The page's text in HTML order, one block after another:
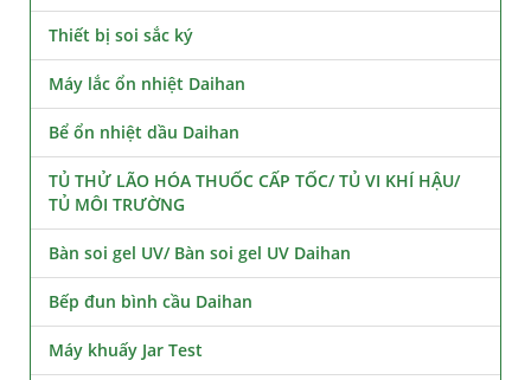
Thiết bị soi sắc ký
Máy lắc ổn nhiệt Daihan
Bể ổn nhiệt dầu Daihan
TỦ THỬ LÃO HÓA THUỐC CẤP TỐC/ TỦ VI KHÍ HẬU/
TỦ MÔI TRƯỜNG
Bàn soi gel UV/ Bàn soi gel UV Daihan
Bếp đun bình cầu Daihan
Máy khuấy Jar Test